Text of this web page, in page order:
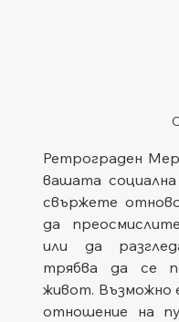
Ретрограден
вашата
свържете
да
или да
трябва да се
живот. Възможно
отношение на